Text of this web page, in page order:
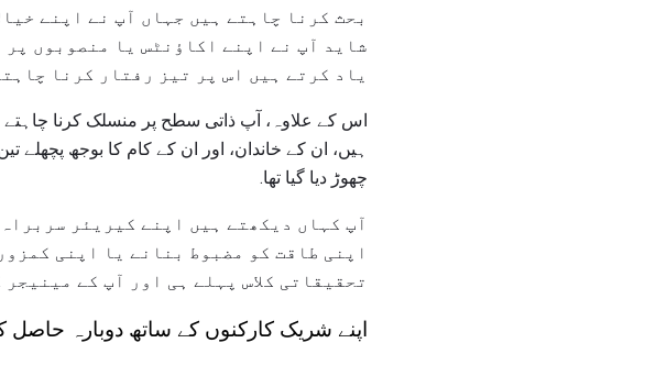
بحث کرنا چاہتے ہیں جہاں آپ نے اپنے
شاید آپ نے اپنے اکاؤنٹس یا منصوبوں
یاد کرتے ہیں اس پر تیز رفتار کرنا
اس کے علاوہ، آپ ذاتی سطح پر منسلک کرنا
ہیں، ان کے خاندان، اور ان کے کام کا بوجھ پچھلے
چھوڑ دیا گیا تھا.
آپ کہاں دیکھتے ہیں اپنے کیریئر
اپنی طاقت کو مضبوط بنانے یا اپنی
تحقیقاتی کلاس پہلے ہی اور آپ کے
اپنے شریک کارکنوں کے ساتھ دوبارہ حاصل